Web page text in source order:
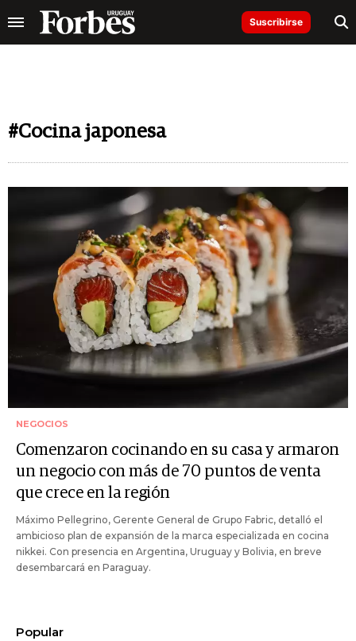
Suscribirse
#Cocina japonesa
NEGOCIOS
Comenzaron cocinando en su casa y armaron
un negocio con más de 70 puntos de venta
que crece en la región
Máximo Pellegrino, Gerente General de Grupo Fabric, detalló el
ambicioso plan de expansión de la marca especializada en cocina
nikkei. Con presencia en Argentina, Uruguay y Bolivia, en breve
desembarcará en Paraguay.
Popular